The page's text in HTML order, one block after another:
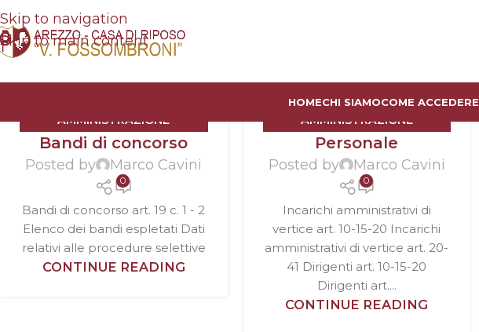
Skip to navigation
Skip to main content
HOMECHI SIAMOCOME ACCEDERE
AMMINISTRAZIONE
TRASPARENTE
Bandi di concorso
Posted by Marco Cavini
0
Bandi di concorso art. 19 c. 1 - 2
Elenco dei bandi espletati Dati
relativi alle procedure selettive
CONTINUE READING
AMMINISTRAZIONE
TRASPARENTE
Personale
Posted by Marco Cavini
0
Incarichi amministrativi di
vertice art. 10-15-20 Incarichi
amministrativi di vertice art. 20-
41 Dirigenti art. 10-15-20
Dirigenti art....
CONTINUE READING